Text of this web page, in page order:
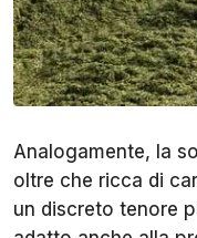
Analogamente, la
oltre che ricca di
un discreto tenore